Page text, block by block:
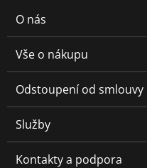
O nás
Vše o nákupu
Odstoupení od smlouvy
Služby
Kontakty a podpora